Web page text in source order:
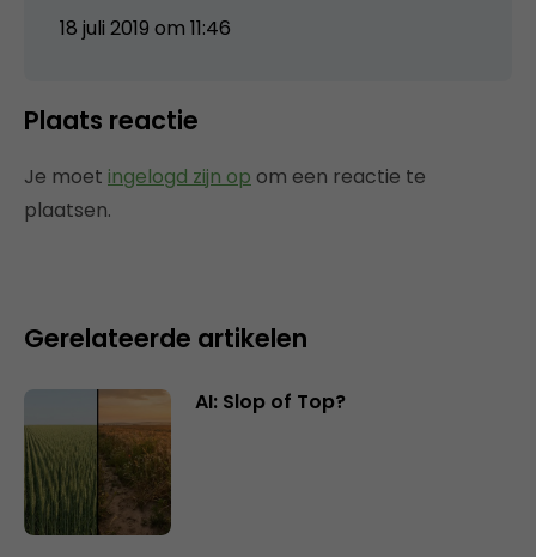
18 juli 2019 om 11:46
Plaats reactie
Je moet ingelogd zijn op om een reactie te
plaatsen.
Gerelateerde artikelen
AI: Slop of Top?